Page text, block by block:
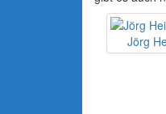
Jörg